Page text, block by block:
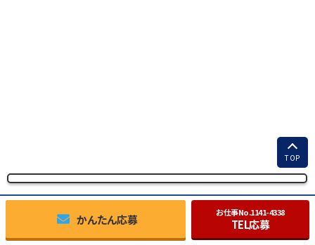
お仕事No.1141-4338
TEL応募
かんたん応募
TOP